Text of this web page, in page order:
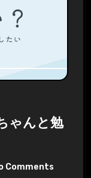
ゃんと勉
Comments